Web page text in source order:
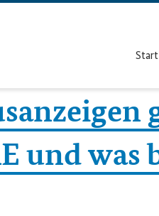
Start
und was